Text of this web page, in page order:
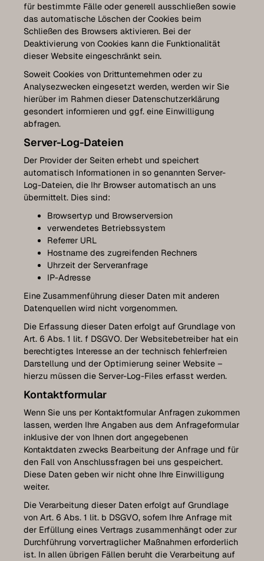
für bestimmte Fälle oder generell ausschließen sowie
das automatische Löschen der Cookies beim
Schließen des Browsers aktivieren. Bei der
Deaktivierung von Cookies kann die Funktionalität
dieser Website eingeschränkt sein.
Soweit Cookies von Drittunternehmen oder zu
Analysezwecken eingesetzt werden, werden wir Sie
hierüber im Rahmen dieser Datenschutzerklärung
gesondert informieren und ggf. eine Einwilligung
abfragen.
Server-Log-Dateien
Der Provider der Seiten erhebt und speichert
automatisch Informationen in so genannten Server-
Log-Dateien, die Ihr Browser automatisch an uns
übermittelt. Dies sind:
Browsertyp und Browserversion
verwendetes Betriebssystem
Referrer URL
Hostname des zugreifenden Rechners
Uhrzeit der Serveranfrage
IP-Adresse
Eine Zusammenführung dieser Daten mit anderen
Datenquellen wird nicht vorgenommen.
Die Erfassung dieser Daten erfolgt auf Grundlage von
Art. 6 Abs. 1 lit. f DSGVO. Der Websitebetreiber hat ein
berechtigtes Interesse an der technisch fehlerfreien
Darstellung und der Optimierung seiner Website –
hierzu müssen die Server-Log-Files erfasst werden.
Kontaktformular
Wenn Sie uns per Kontaktformular Anfragen zukommen
lassen, werden Ihre Angaben aus dem Anfrageformular
inklusive der von Ihnen dort angegebenen
Kontaktdaten zwecks Bearbeitung der Anfrage und für
den Fall von Anschlussfragen bei uns gespeichert.
Diese Daten geben wir nicht ohne Ihre Einwilligung
weiter.
Die Verarbeitung dieser Daten erfolgt auf Grundlage
von Art. 6 Abs. 1 lit. b DSGVO, sofern Ihre Anfrage mit
der Erfüllung eines Vertrags zusammenhängt oder zur
Durchführung vorvertraglicher Maßnahmen erforderlich
ist. In allen übrigen Fällen beruht die Verarbeitung auf